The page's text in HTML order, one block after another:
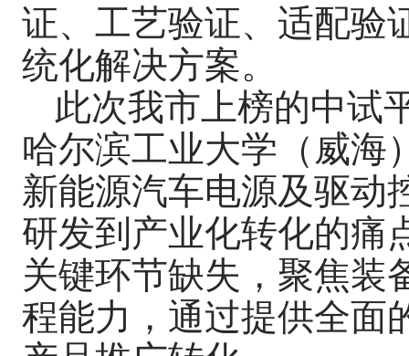
证、工艺验证、适配验
统化解决方案。
此次我市上榜的中试
哈尔滨工业大学（威海
新能源汽车电源及驱动
研发到产业化转化的痛
关键环节缺失，聚焦装
程能力，通过提供全面